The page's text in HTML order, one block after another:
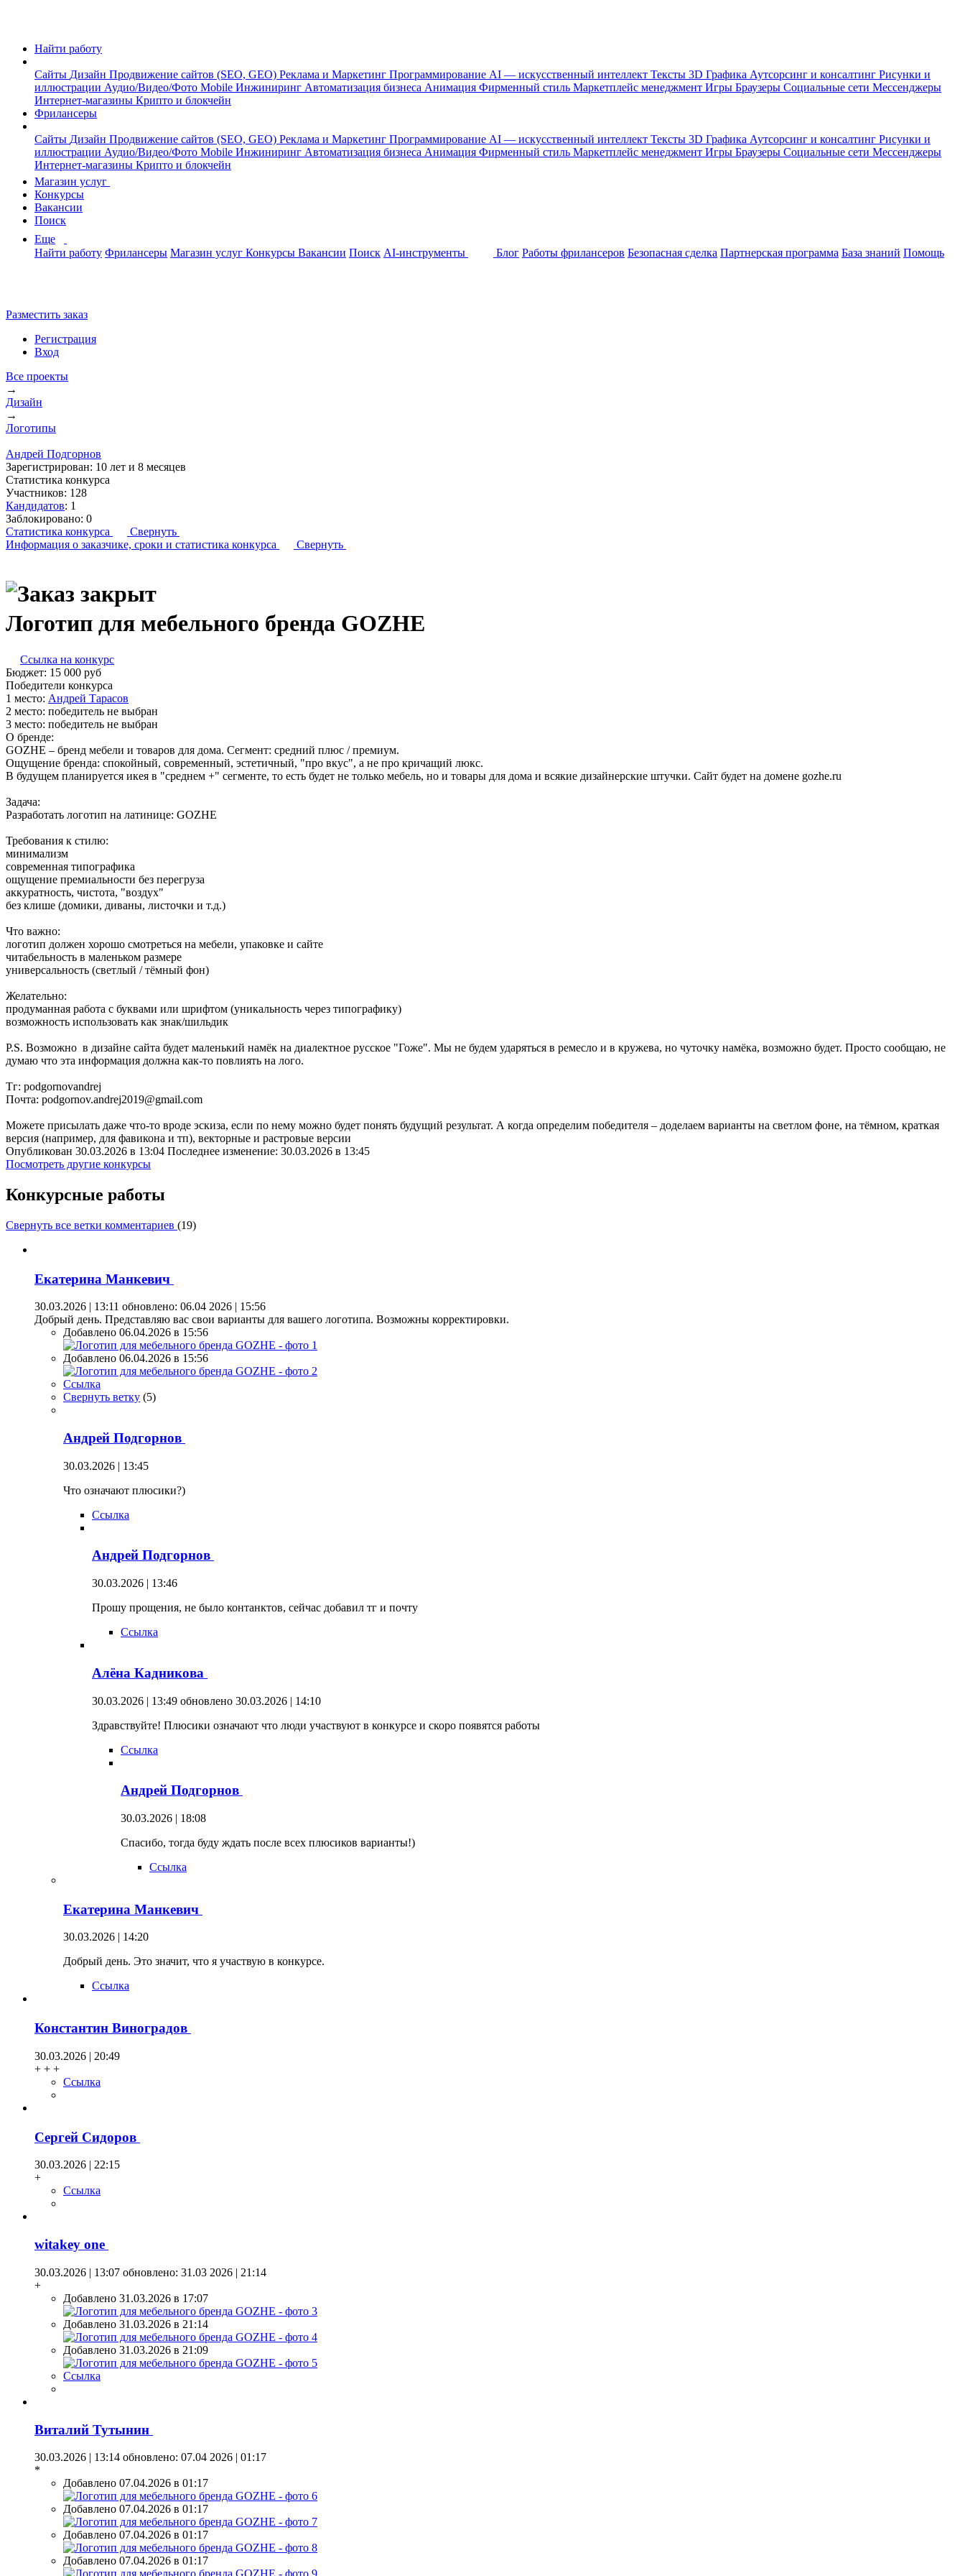
Найти работу
Сайты Дизайн Продвижение сайтов (SEO, GEO) Реклама и Маркетинг Программирование AI — искусственный интеллект Тексты 3D Графика Аутсорсинг и консалтинг Рисунки и
иллюстрации Аудио/Видео/Фото Mobile Инжиниринг Автоматизация бизнеса Анимация Фирменный стиль Маркетплейс менеджмент Игры Браузеры Социальные сети Мессенджеры
Интернет-магазины Крипто и блокчейн
Фрилансеры
Сайты Дизайн Продвижение сайтов (SEO, GEO) Реклама и Маркетинг Программирование AI — искусственный интеллект Тексты 3D Графика Аутсорсинг и консалтинг Рисунки и
иллюстрации Аудио/Видео/Фото Mobile Инжиниринг Автоматизация бизнеса Анимация Фирменный стиль Маркетплейс менеджмент Игры Браузеры Социальные сети Мессенджеры
Интернет-магазины Крипто и блокчейн
Магазин услуг
Конкурсы
Вакансии
Поиск
Еще
Найти работу Фрилансеры Магазин услуг Конкурсы Вакансии Поиск AI-инструменты Блог Работы фрилансеров Безопасная сделка Партнерская программа База знаний Помощь
Разместить заказ
Регистрация
Вход
Все проекты
→
Дизайн
→
Логотипы
Андрей Подгорнов
Зарегистрирован: 10 лет и 8 месяцев
Статистика конкурса
Участников: 128
Кандидатов: 1
Заблокировано: 0
Статистика конкурса
Свернуть
Информация о заказчике, сроки и статистика конкурса Свернуть
Логотип для мебельного бренда GOZHE
Ссылка на конкурс
Бюджет: 15 000 руб
Победители конкурса
1 место: Ан­дрей Та­расов
2 место: победитель не выбран
3 место: победитель не выбран
О бренде:
GOZHE – бренд мебели и товаров для дома. Сегмент: средний плюс / премиум.
Ощущение бренда: спокойный, современный, эстетичный, "про вкус", а не про кричащий люкс.
В будущем планируется икея в "среднем +" сегменте, то есть будет не только мебель, но и товары для дома и всякие дизайнерские штучки. Сайт будет на домене gozhe.ru
Задача:
Разработать логотип на латинице: GOZHE
Требования к стилю:
минимализм
современная типографика
ощущение премиальности без перегруза
аккуратность, чистота, "воздух"
без клише (домики, диваны, листочки и т.д.)
Что важно:
логотип должен хорошо смотреться на мебели, упаковке и сайте
читабельность в маленьком размере
универсальность (светлый / тёмный фон)
Желательно:
продуманная работа с буквами или шрифтом (уникальность через типографику)
возможность использовать как знак/шильдик
P.S. Возможно в дизайне сайта будет маленький намёк на диалектное русское "Гоже". Мы не будем ударяться в ремесло и в кружева, но чуточку намёка, возможно будет. Просто сообщаю, не
думаю что эта информация должна как-то повлиять на лого.
Тг: podgornovandrej
Почта: podgornov.andrej2019@gmail.com
Можете присылать даже что-то вроде эскиза, если по нему можно будет понять будущий результат. А когда определим победителя – доделаем варианты на светлом фоне, на тёмном, краткая
версия (например, для фавикона и тп), векторные и растровые версии
Опубликован 30.03.2026 в 13:04 Последнее изменение: 30.03.2026 в 13:45
Посмотреть другие конкурсы
Конкурсные работы
Свернуть все ветки комментариев (19)
Екатерина Манкевич
30.03.2026 | 13:11 обновлено: 06.04 2026 | 15:56
Добрый день. Представляю вас свои варианты для вашего логотипа. Возможны корректировки.
Добавлено 06.04.2026 в 15:56
Добавлено 06.04.2026 в 15:56
Ссылка
Свернуть ветку (5)
Андрей Подгорнов
30.03.2026 | 13:45
Что означают плюсики?)
Ссылка
Андрей Подгорнов
30.03.2026 | 13:46
Прошу прощения, не было контанктов, сейчас добавил тг и почту
Ссылка
Алёна Кадникова
30.03.2026 | 13:49 обновлено 30.03.2026 | 14:10
Здравствуйте! Плюсики означают что люди участвуют в конкурсе и скоро появятся работы
Ссылка
Андрей Подгорнов
30.03.2026 | 18:08
Спасибо, тогда буду ждать после всех плюсиков варианты!)
Ссылка
Екатерина Манкевич
30.03.2026 | 14:20
Добрый день. Это значит, что я участвую в конкурсе.
Ссылка
Константин Виноградов
30.03.2026 | 20:49
+ + +
Ссылка
Сергей Сидоров
30.03.2026 | 22:15
+
Ссылка
witakey one
30.03.2026 | 13:07 обновлено: 31.03 2026 | 21:14
+
Добавлено 31.03.2026 в 17:07
Добавлено 31.03.2026 в 21:14
Добавлено 31.03.2026 в 21:09
Ссылка
Виталий Тутынин
30.03.2026 | 13:14 обновлено: 07.04 2026 | 01:17
*
Добавлено 07.04.2026 в 01:17
Добавлено 07.04.2026 в 01:17
Добавлено 07.04.2026 в 01:17
Добавлено 07.04.2026 в 01:17